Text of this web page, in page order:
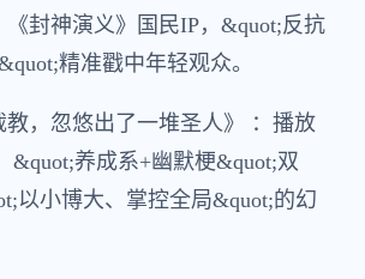
封神演义》国民IP，&quot;反抗
精准戳中年轻观众。
教，忽悠出了一堆圣人》 ：播放
&quot;养成系+幽默梗&quot;双
以小博大、掌控全局&quot;的幻